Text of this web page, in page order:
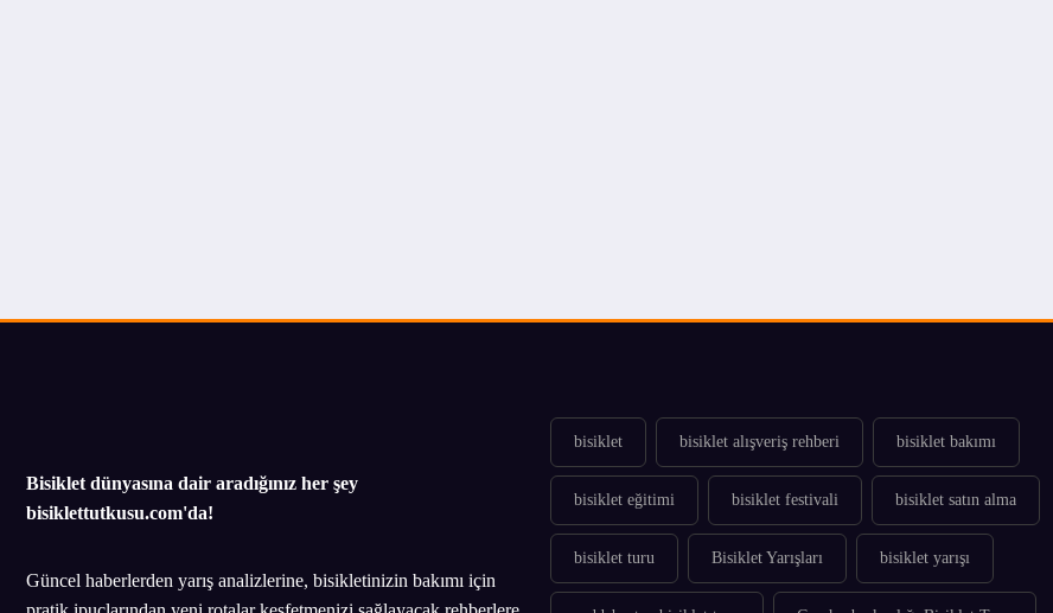
Bisiklet dünyasına dair aradığınız her şey
bisiklettutkusu.com'da!
Güncel haberlerden yarış analizlerine, bisikletinizin bakımı için
bisiklet bisiklet alışveriş rehberi bisiklet bakımı
bisiklet eğitimi bisiklet festivali bisiklet satın alma
bisiklet turu Bisiklet Yarışları bisiklet yarışı